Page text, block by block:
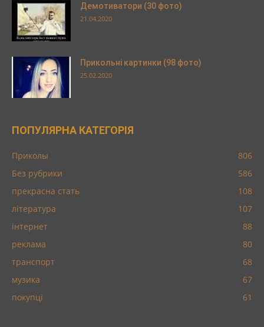
Демотиватори (30 фото)
21.04.2020
Прикольні картинки (98 фото)
25.02.2020
ПОПУЛЯРНА КАТЕГОРІЯ
Приколы
806
Без рубрики
586
прекрасна стать
108
література
107
інтернет
88
реклама
80
транспорт
68
музика
67
покупці
61